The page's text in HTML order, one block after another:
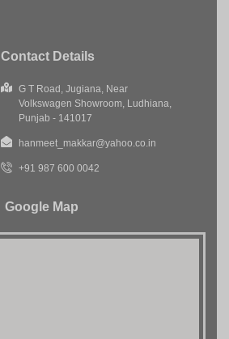
Contact Details
G T Road, Jugiana, Near
Volkswagen Showroom, Ludhiana,
Punjab - 141017
hanmeet_makkar@yahoo.co.in
+91 987 600 0042
Google Map